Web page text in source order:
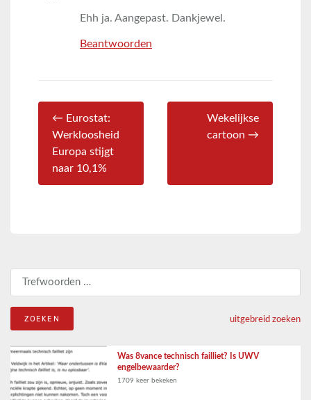
Ehh ja. Aangepast. Dankjewel.
Beantwoorden
← Eurostat:
Werkloosheid
Europa stijgt
naar 10,1%
Wekelijkse
cartoon →
Zoeken naar:
uitgebreid zoeken
Was 8vance technisch failliet? Is UWV
engelbewaarder?
1709 keer bekeken